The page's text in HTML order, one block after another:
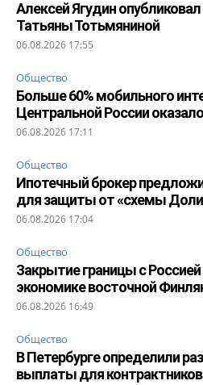
Алексей Ягудин
Татьяны Тотьмяниной
06.08.2026 17:55
Общество
Больше 60% мобильного
Центральной России
06.08.2026 17:11
Общество
Ипотечный брокер
для защиты от «схемы
06.08.2026 17:04
Общество
Закрытие границы с
экономике восточной
06.08.2026 16:49
Общество
В Петербурге определили
выплаты для контрактников